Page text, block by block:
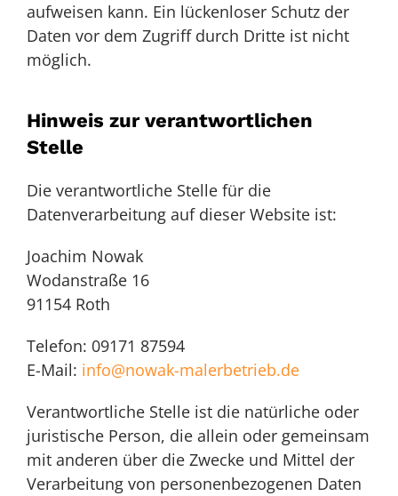
aufweisen kann. Ein lückenloser Schutz der
Daten vor dem Zugriff durch Dritte ist nicht
möglich.
Hinweis zur verantwortlichen
Stelle
Die verantwortliche Stelle für die
Datenverarbeitung auf dieser Website ist:
Joachim Nowak
Wodanstraße 16
91154 Roth
Telefon: 09171 87594
E-Mail: info@nowak-malerbetrieb.de
Verantwortliche Stelle ist die natürliche oder
juristische Person, die allein oder gemeinsam
mit anderen über die Zwecke und Mittel der
Verarbeitung von personenbezogenen Daten